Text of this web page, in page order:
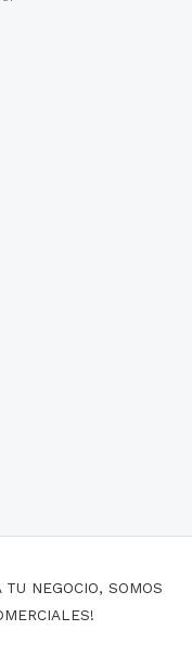
TU NEGOCIO, SOMOS